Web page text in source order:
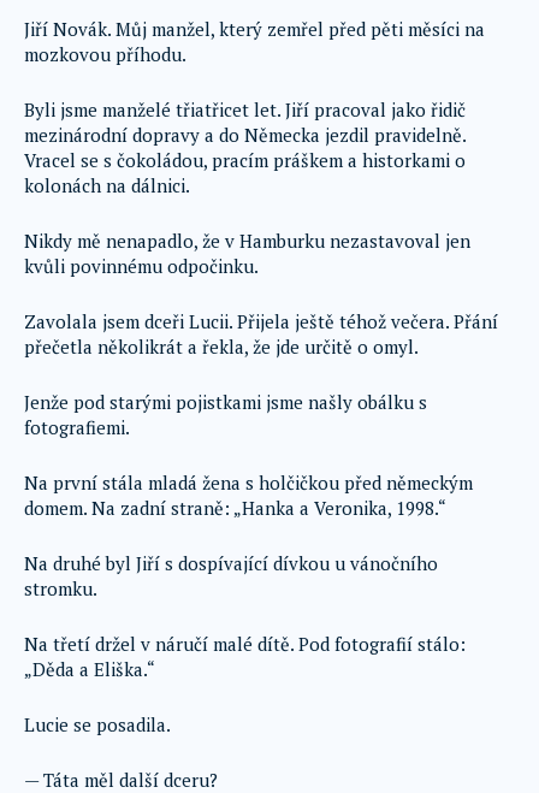
Jiří Novák. Můj manžel, který zemřel před pěti měsíci na
mozkovou příhodu.
Byli jsme manželé třiatřicet let. Jiří pracoval jako řidič
mezinárodní dopravy a do Německa jezdil pravidelně.
Vracel se s čokoládou, pracím práškem a historkami o
kolonách na dálnici.
Nikdy mě nenapadlo, že v Hamburku nezastavoval jen
kvůli povinnému odpočinku.
Zavolala jsem dceři Lucii. Přijela ještě téhož večera. Přání
přečetla několikrát a řekla, že jde určitě o omyl.
Jenže pod starými pojistkami jsme našly obálku s
fotografiemi.
Na první stála mladá žena s holčičkou před německým
domem. Na zadní straně: „Hanka a Veronika, 1998.“
Na druhé byl Jiří s dospívající dívkou u vánočního
stromku.
Na třetí držel v náručí malé dítě. Pod fotografií stálo:
„Děda a Eliška.“
Lucie se posadila.
— Táta měl další dceru?